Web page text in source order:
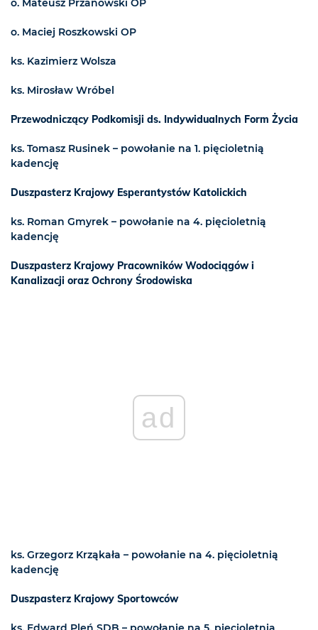
o. Mateusz Przanowski OP
o. Maciej Roszkowski OP
ks. Kazimierz Wolsza
ks. Mirosław Wróbel
Przewodniczący Podkomisji ds. Indywidualnych Form Życia
ks. Tomasz Rusinek – powołanie na 1. pięcioletnią
kadencję
Duszpasterz Krajowy Esperantystów Katolickich
ks. Roman Gmyrek – powołanie na 4. pięcioletnią
kadencję
Duszpasterz Krajowy Pracowników Wodociągów i
Kanalizacji oraz Ochrony Środowiska
ad
ks. Grzegorz Krząkała – powołanie na 4. pięcioletnią
kadencję
Duszpasterz Krajowy Sportowców